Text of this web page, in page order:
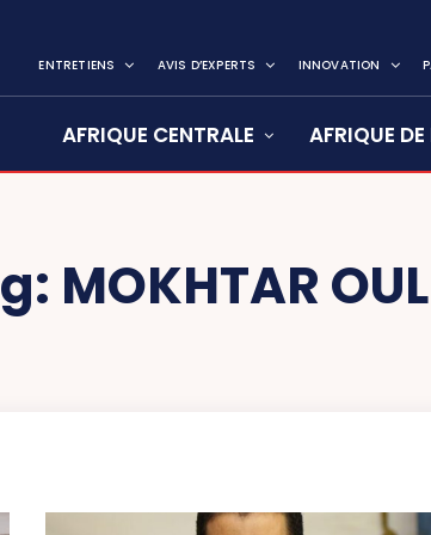
ENTRETIENS AVIS D’EXPERTS INNOVATION
AFRIQUE CENTRALE AFRIQUE DE
MOKHTAR